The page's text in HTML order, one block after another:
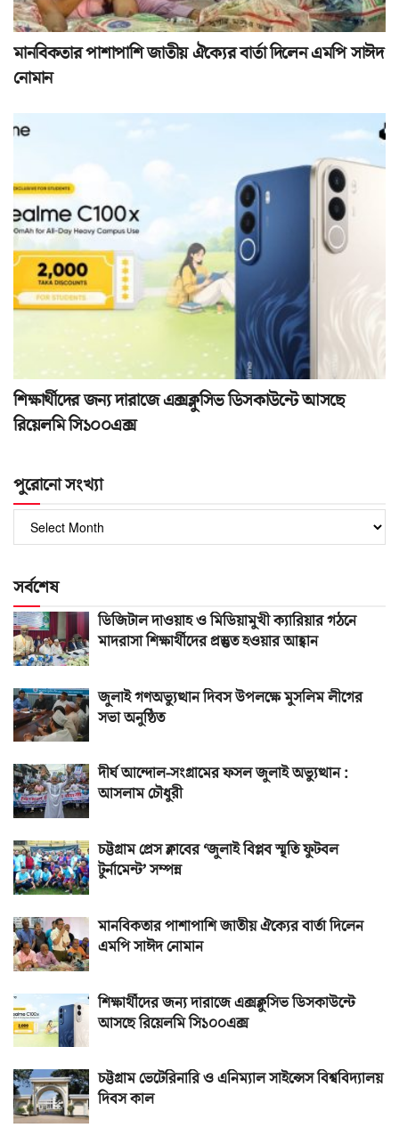
মানবিকতার পাশাপাশি জাতীয় ঐক্যের বার্তা দিলেন এমপি সাঈদ
নোমান
শিক্ষার্থীদের জন্য দারাজে এক্সক্লুসিভ ডিসকাউন্টে আসছে
রিয়েলমি সি১০০এক্স
পুরোনো সংখ্যা
সংখ্যা
সর্বশেষ
ডিজিটাল দাওয়াহ ও মিডিয়ামুখী ক্যারিয়ার গঠনে
মাদরাসা শিক্ষার্থীদের প্রস্তুত হওয়ার আহ্বান
জুলাই গণঅভ্যুত্থান দিবস উপলক্ষে মুসলিম লীগের
সভা অনুষ্ঠিত
দীর্ঘ আন্দোল-সংগ্রামের ফসল জুলাই অভ্যুত্থান :
আসলাম চৌধুরী
চট্টগ্রাম প্রেস ক্লাবের ‘জুলাই বিপ্লব স্মৃতি ফুটবল
টুর্নামেন্ট’ সম্পন্ন
মানবিকতার পাশাপাশি জাতীয় ঐক্যের বার্তা দিলেন
এমপি সাঈদ নোমান
শিক্ষার্থীদের জন্য দারাজে এক্সক্লুসিভ ডিসকাউন্টে
আসছে রিয়েলমি সি১০০এক্স
চট্টগ্রাম ভেটেরিনারি ও এনিম্যাল সাইন্সেস বিশ্ববিদ্যালয়
দিবস কাল